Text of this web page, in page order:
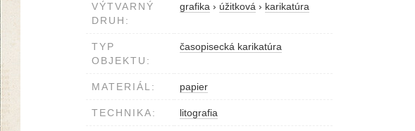
VÝTVARNÝ
DRUH:
grafika › úžitková › karikatúra
TYP
OBJEKTU:
časopisecká karikatúra
MATERIÁL: papier
TECHNIKA: litografia